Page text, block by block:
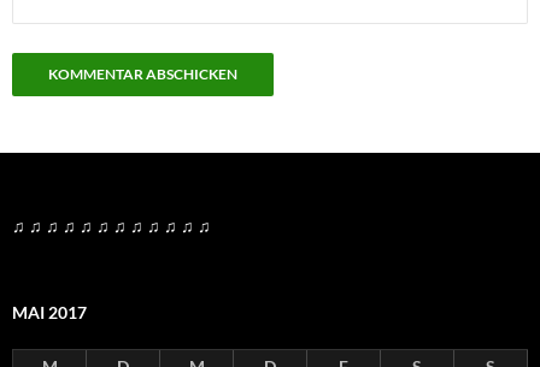
♫ ♫ ♫ ♫ ♫ ♫ ♫ ♫ ♫ ♫ ♫ ♫
MAI 2017